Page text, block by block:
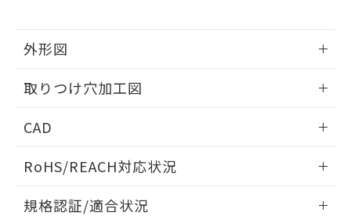
外形図
取りつけ穴加工図
CAD
ドすることができます。
RoHS/REACH対応状況
規格認証/適合状況
の共同利用に関して"
の「1.共同利
るもので、過去に遡って非含有を証明する
ものではありません。
また、RoHS指令のフタル酸エステル類４
既に当社にて対応品への在庫切替を完了
していることから、特段のことがない限
り、2022年1月12日より割愛しておりま
す。